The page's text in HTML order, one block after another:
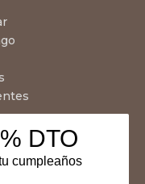
DTO
cumpleaños